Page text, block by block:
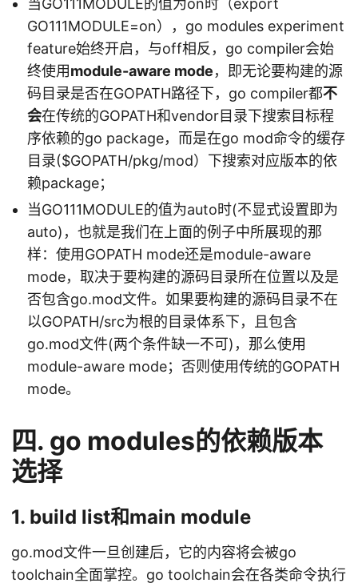
当GO111MODULE的值为on时（export
GO111MODULE=on），go modules experiment
feature始终开启，与off相反，go compiler会始
终使用module-aware mode，即无论要构建的源
码目录是否在GOPATH路径下，go compiler都不
会在传统的GOPATH和vendor目录下搜索目标程
序依赖的go package，而是在go mod命令的缓存
目录($GOPATH/pkg/mod）下搜索对应版本的依
赖package；
当GO111MODULE的值为auto时(不显式设置即为
auto)，也就是我们在上面的例子中所展现的那
样：使用GOPATH mode还是module-aware
mode，取决于要构建的源码目录所在位置以及是
否包含go.mod文件。如果要构建的源码目录不在
以GOPATH/src为根的目录体系下，且包含
go.mod文件(两个条件缺一不可)，那么使用
module-aware mode；否则使用传统的GOPATH
mode。
四. go modules的依赖版本
选择
1. build list和main module
go.mod文件一旦创建后，它的内容将会被go
toolchain全面掌控。go toolchain会在各类命令执行